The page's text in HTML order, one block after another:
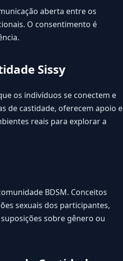
aberta entre os
O consentimento é
Sissy
os indivíduos se conectem e
de castidade, oferecem apoio e
reais para explorar a
BDSM. Conceitos
sexuais dos participantes,
sobre gênero ou